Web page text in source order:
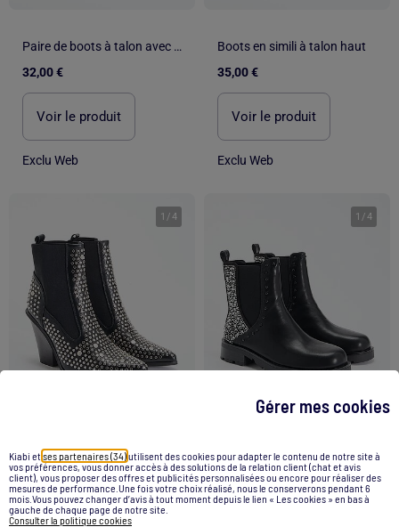
Gérer mes cookies
Kiabi etses partenaires (34)utilisent des cookies pour adapter le contenu de notre site à
vos préférences, vous donner accès à des solutions de la relation client (chat et avis
client), vous proposer des offres et publicités personnalisées ou encore pour réaliser des
mesures de performance.Une fois votre choix réalisé, nous le conserverons pendant 6
mois.Vous pouvez changer d’avis à tout moment depuis le lien « Les cookies » en bas à
gauche de chaque page de notre site.
Consulter la politique cookies
Paire de boots à talon avec clous fantaisie
32,00 €
Voir le produit
Exclu Web
Boots en simili à talon haut
35,00 €
Voir le produit
Exclu Web
1 /4
Boots en simili avec clous
35,00 €
1 /4
Boots avec empiècement clouté et strass
35,00 €